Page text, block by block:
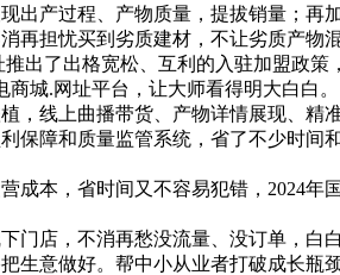
出产过程、产物质量，提拔销量；
再担忧买到劣质建材，不让劣质产物
了出格宽松、互利的入驻加盟政策
城.网址平台，让大师看得明大白白。
线上曲播带货、产物详情展现、精
保障和质量监管系统，省了不少时
本，省时间又不容易犯错，2024年
店，不消再愁没流量、没订单，白
生意做好。帮中小从业者打破成长